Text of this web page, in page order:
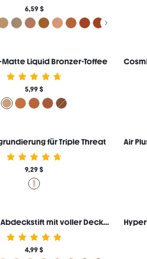
6,59 $
Matte Liquid Bronzer-Toffee
5,99 $
für Triple Threat
9,29 $
Poof! Gone Abdeckstift mit voller Deckkraft
4,99 $